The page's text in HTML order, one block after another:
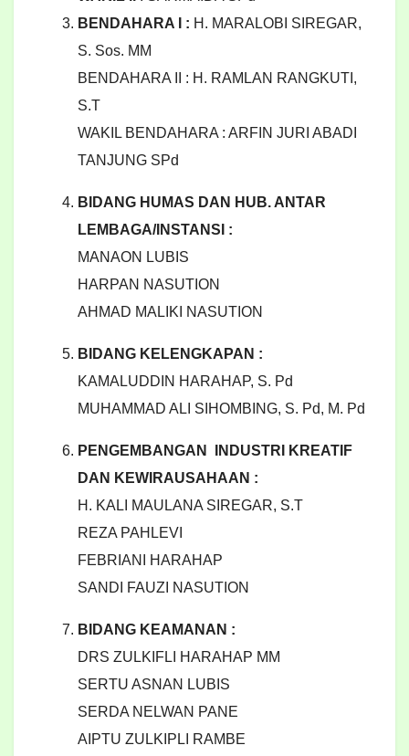
BENDAHARA I : H. MARALOBI SIREGAR,
S. Sos. MM
BENDAHARA II : H. RAMLAN RANGKUTI,
S.T
WAKIL BENDAHARA : ARFIN JURI ABADI
TANJUNG SPd
BIDANG HUMAS DAN HUB. ANTAR
LEMBAGA/INSTANSI :
MANAON LUBIS
HARPAN NASUTION
AHMAD MALIKI NASUTION
BIDANG KELENGKAPAN :
KAMALUDDIN HARAHAP, S. Pd
MUHAMMAD ALI SIHOMBING, S. Pd, M. Pd
PENGEMBANGAN INDUSTRI KREATIF
DAN KEWIRAUSAHAAN :
H. KALI MAULANA SIREGAR, S.T
REZA PAHLEVI
FEBRIANI HARAHAP
SANDI FAUZI NASUTION
BIDANG KEAMANAN :
DRS ZULKIFLI HARAHAP MM
SERTU ASNAN LUBIS
SERDA NELWAN PANE
AIPTU ZULKIPLI RAMBE